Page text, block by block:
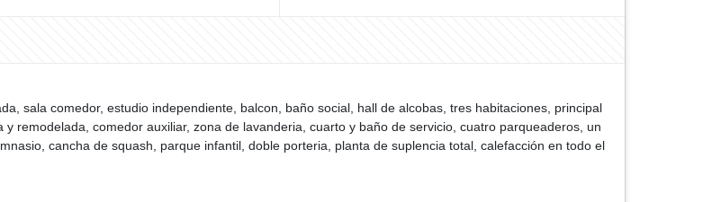
sala comedor, estudio independiente, balcon, baño social, hall de alcobas, tres habitaciones, principal
remodelada, comedor auxiliar, zona de lavanderia, cuarto y baño de servicio, cuatro parqueaderos, un
cancha de squash, parque infantil, doble porteria, planta de suplencia total, calefacción en todo el